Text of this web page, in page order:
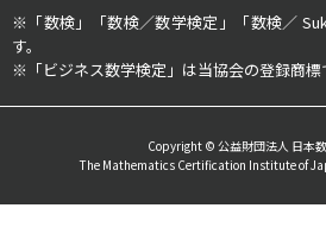
※「数検」「数検／数学検定」「数検／
す。
※「ビジネス数学検定」は当協会の登録商標
Copyright © 公益財団法人 日本
The Mathematics Certification Institute of